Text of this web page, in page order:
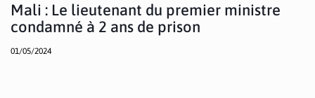
Mali : Le lieutenant du premier ministre
condamné à 2 ans de prison
01/05/2024